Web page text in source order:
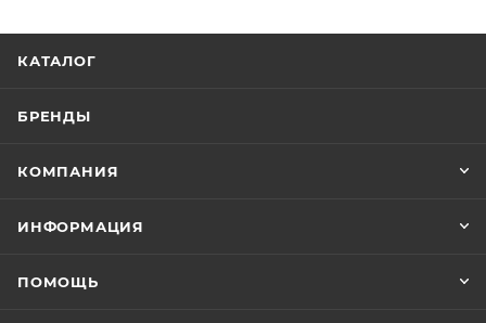
КАТАЛОГ
БРЕНДЫ
КОМПАНИЯ
ИНФОРМАЦИЯ
ПОМОЩЬ